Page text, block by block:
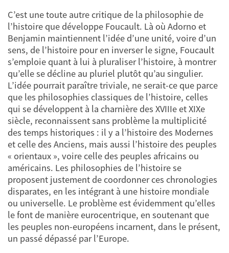
C’est une toute autre critique de la philosophie de
l’histoire que développe Foucault. Là où Adorno et
Benjamin maintiennent l’idée d’une unité, voire d’un
sens, de l’histoire pour en inverser le signe, Foucault
s’emploie quant à lui à pluraliser l’histoire, à montrer
qu’elle se décline au pluriel plutôt qu’au singulier.
L’idée pourrait paraître triviale, ne serait-ce que parce
que les philosophies classiques de l’histoire, celles
qui se développent à la charnière des XVIIIe et XIXe
siècle, reconnaissent sans problème la multiplicité
des temps historiques : il y a l’histoire des Modernes
et celle des Anciens, mais aussi l’histoire des peuples
« orientaux », voire celle des peuples africains ou
américains. Les philosophies de l’histoire se
proposent justement de coordonner ces chronologies
disparates, en les intégrant à une histoire mondiale
ou universelle. Le problème est évidemment qu’elles
le font de manière eurocentrique, en soutenant que
les peuples non-européens incarnent, dans le présent,
un passé dépassé par l’Europe.